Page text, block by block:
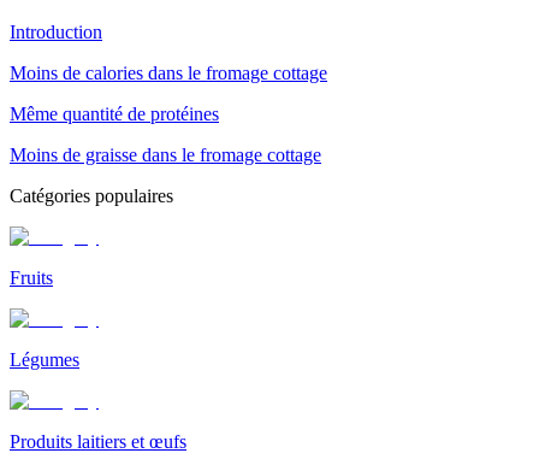
Introduction
Moins de calories dans le fromage cottage
Même quantité de protéines
Moins de graisse dans le fromage cottage
Catégories populaires
Fruits
Légumes
Produits laitiers et œufs